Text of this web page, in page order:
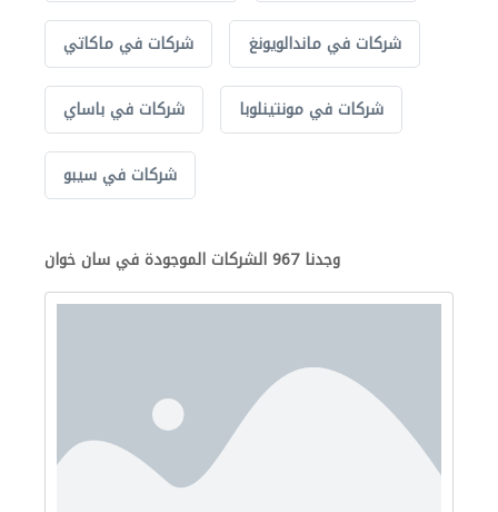
شركات في ماكاتي شركات في ماندالويونغ
شركات في باساي شركات في مونتينلوبا
شركات في سيبو
وجدنا 967 الشركات الموجودة في سان خوان